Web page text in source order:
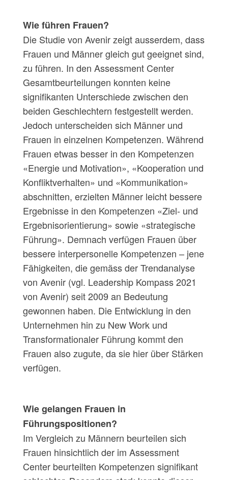
Wie führen Frauen?
Die Studie von Avenir zeigt ausserdem, dass
Frauen und Männer gleich gut geeignet sind,
zu führen. In den Assessment Center
Gesamtbeurteilungen konnten keine
signiﬁkanten Unterschiede zwischen den
beiden Geschlechtern festgestellt werden.
Jedoch unterscheiden sich Männer und
Frauen in einzelnen Kompetenzen. Während
Frauen etwas besser in den Kompetenzen
«Energie und Motivation», «Kooperation und
Konﬂiktverhalten» und «Kommunikation»
abschnitten, erzielten Männer leicht bessere
Ergebnisse in den Kompetenzen «Ziel- und
Ergebnisorientierung» sowie «strategische
Führung». Demnach verfügen Frauen über
bessere interpersonelle Kompetenzen – jene
Fähigkeiten, die gemäss der Trendanalyse
von Avenir (vgl. Leadership Kompass 2021
von Avenir) seit 2009 an Bedeutung
gewonnen haben. Die Entwicklung in den
Unternehmen hin zu New Work und
Transformationaler Führung kommt den
Frauen also zugute, da sie hier über Stärken
verfügen.
Wie gelangen Frauen in
Führungspositionen?
Im Vergleich zu Männern beurteilen sich
Frauen hinsichtlich der im Assessment
Center beurteilten Kompetenzen signiﬁkant